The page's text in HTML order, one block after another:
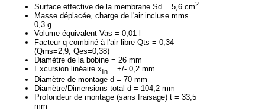
Surface effective de la membrane Sd = 5,6 cm2
Masse déplacée, charge de l'air incluse mms =
0,3 g
Volume équivalent Vas = 0,01 l
Facteur q combiné à l'air libre Qts = 0,34
(Qms=2,9, Qes=0,38)
Diamètre de la bobine = 26 mm
Excursion linéaire xlin = +/- 0,2 mm
Diamètre de montage d = 70 mm
Diamètre/Dimensions total d = 104,2 mm
Profondeur de montage (sans fraisage) t = 33,5
mm